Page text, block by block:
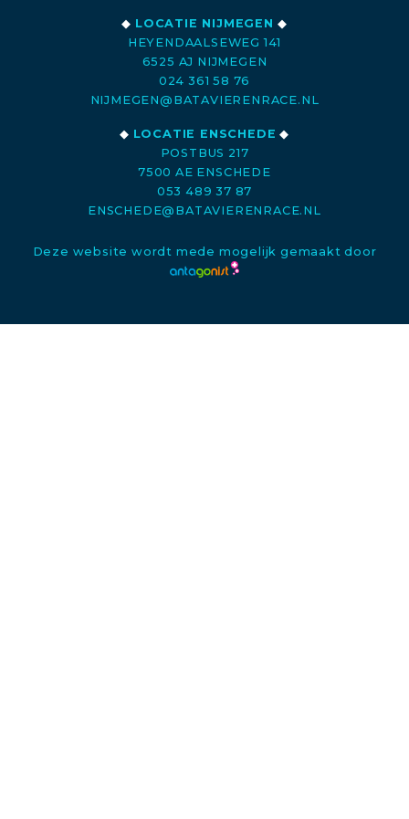
◆ LOCATIE NIJMEGEN ◆
HEYENDAALSEWEG 141
6525 AJ NIJMEGEN
024 361 58 76
NIJMEGEN@BATAVIERENRACE.NL
◆ LOCATIE ENSCHEDE ◆
POSTBUS 217
7500 AE ENSCHEDE
053 489 37 87
ENSCHEDE@BATAVIERENRACE.NL
Deze website wordt mede mogelijk gemaakt door